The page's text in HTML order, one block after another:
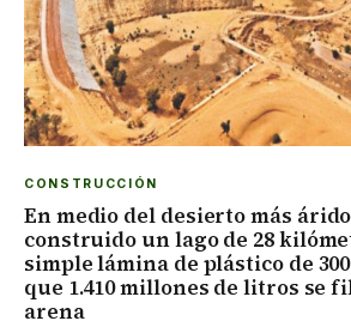
CONSTRUCCIÓN
En medio del desierto más
construido un lago de 28
simple lámina de plástico de
que 1.410 millones de litros se
arena